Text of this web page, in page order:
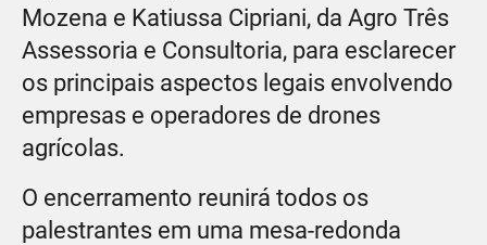
Mozena e Katiussa Cipriani, da Agro Três
Assessoria e Consultoria, para esclarecer
os principais aspectos legais envolvendo
empresas e operadores de drones
agrícolas.
O encerramento reunirá todos os
palestrantes em uma mesa-redonda